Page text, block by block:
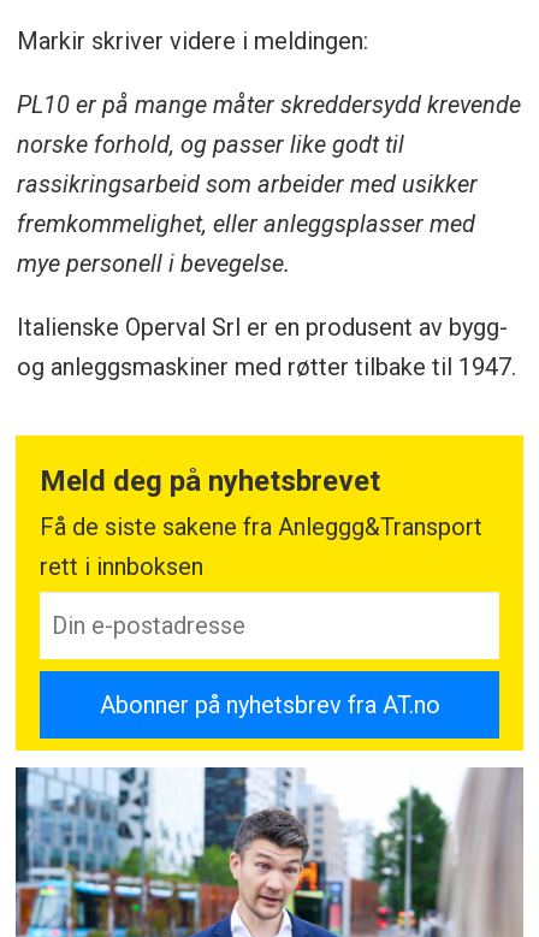
Markir skriver videre i meldingen:
PL10 er på mange måter skreddersydd krevende
norske forhold, og passer like godt til
rassikringsarbeid som arbeider med usikker
fremkommelighet, eller anleggsplasser med
mye personell i bevegelse.
Italienske Operval Srl er en produsent av bygg-
og anleggsmaskiner med røtter tilbake til 1947.
Meld deg på nyhetsbrevet
Få de siste sakene fra Anleggg&Transport
rett i innboksen